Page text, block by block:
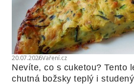
20.07.2026Vaření.cz
Nevíte, co s cuketou? Tento
chutná božsky teplý i studený